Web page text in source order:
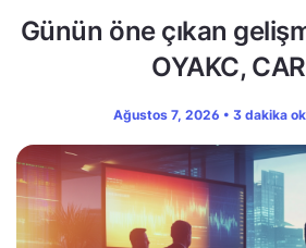
Günün öne çıkan
OYAKC,
Ağustos 7, 2026 • 3 dakika